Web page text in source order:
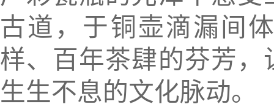
古道，于铜壶滴漏间
样、百年茶肆的芬芳
生生不息的文化脉动。